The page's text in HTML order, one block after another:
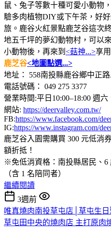
鼠、兔子等數十種可愛小動物
驗多肉植物DIY或下午茶，好
旅。鹿谷火紅景點鹿芝谷這次
地五千坪的夢幻動物村，可以
小動物後，再來到 <菇神...>享
鹿芝谷<地圖點選...>
地址： 558南投縣鹿谷鄉中正
電話號碼： 049 275 3377
營業時間:平日10:00–18:00 週六
網站: https://deervalley.com.tw/
FB:https://www.facebook.com/
IG:https://www.instagram.com/
鹿芝谷入園需購買 300 元低消
額折抵！
※免低消資格：南投縣居民、6
（含 1 名陪同者）
繼續閱讀
3週前
唯真燒肉南投草屯店│草屯生
草屯田中央的燒肉店 主打原肉